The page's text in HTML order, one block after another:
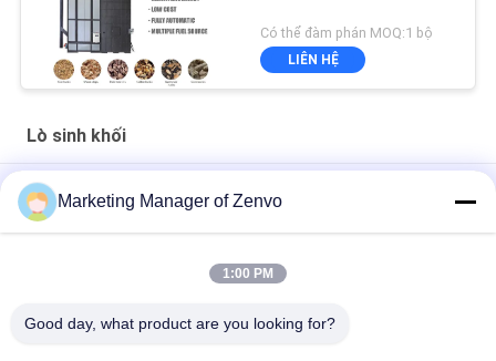
Có thể đàm phán MOQ:1 bộ
LIÊN HỆ
Lò sinh khối
5L-60 600.000 Kcal Biomass Burner - Cửa nướng gạo hiệu quả
cao.
5L-90 Biomass Pellet Hot Blast Stove Automatic Feed 83 Hiệu
Lò thổi khí nóng bằng viên nén sinh khối 5L-90 Tự động nạp
Marketing Manager of Zenvo
1:00 PM
Good day, what product are you looking for?